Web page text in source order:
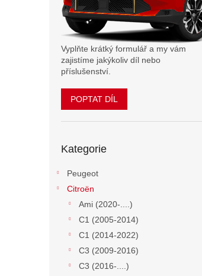
Vyplňte krátký formulář a my vám
zajistíme jakýkoliv díl nebo
příslušenství.
POPTAT DÍL
kategorie
Kategorie
Peugeot
Citroën
Ami (2020-....)
C1 (2005-2014)
C1 (2014-2022)
C3 (2009-2016)
C3 (2016-....)